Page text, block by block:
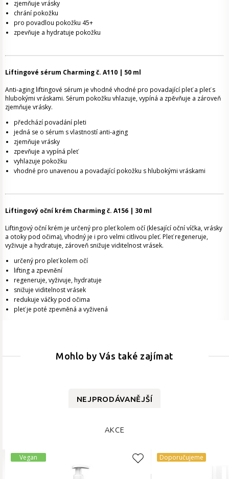
zjemňuje vrásky
chrání pokožku
pro povadlou pokožku 45+
zpevňuje a hydratuje pokožku
Liftingové sérum Charming č. A110 | 50 ml
Anti-aging liftingové sérum je vhodné vhodné pro povadající pleť a pleť s
hlubokými vráskami. Sérum pokožku vhlazuje, vypíná a zpěvňuje a zároveň
zjemňuje vrásky.
předchází povadání pleti
jedná se o sérum s vlastností anti-aging
zjemňuje vrásky
zpevňuje a vypíná pleť
vyhlazuje pokožku
vhodné pro unavenou a povadající pokožku s hlubokými vráskami
Liftingový oční krém Charming č. A156 | 30 ml
Liftingový oční krém je určený pro pleť kolem očí (klesající oční víčka, vrásky
a otoky pod očima), vhodný je i pro velmi citlivou pleť. Pleť regeneruje,
vyživuje a hydratuje, zároveň snižuje viditelnost vrásek.
určený pro pleť kolem očí
lifting a zpevnění
regeneruje, vyživuje, hydratuje
snižuje viditelnost vrásek
redukuje váčky pod očima
pleť je poté zpevněná a vyživená
Mohlo by Vás také zajímat
NEJPRODÁVANĚJŠÍ
AKCE
Vegan Doporučujeme